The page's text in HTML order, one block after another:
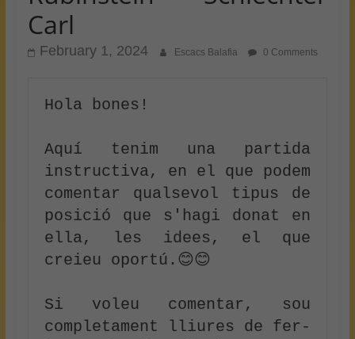
Carl
February 1, 2024 Escacs Balafia 0 Comments
Hola bones!
Aquí tenim una partida
instructiva, en el que podem
comentar qualsevol tipus de
posició que s'hagi donat en
ella, les idees, el que
creieu oportú.😊😊
Si voleu comentar, sou
completament lliures de fer-